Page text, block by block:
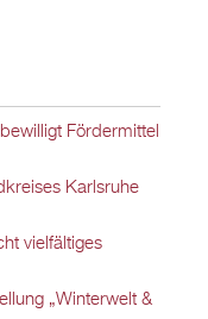
Fördermittel
Karlsruhe
vielfältiges
„Winterwelt &